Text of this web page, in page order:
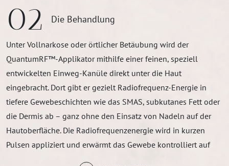
02 Die Behandlung
Unter Vollnarkose oder örtlicher Betäubung wird der
QuantumRF™-Applikator mithilfe einer feinen, speziell
entwickelten Einweg-Kanüle direkt unter die Haut
eingebracht. Dort gibt er gezielt Radiofrequenz-Energie in
tiefere Gewebeschichten wie das SMAS, subkutanes Fett oder
die Dermis ab – ganz ohne den Einsatz von Nadeln auf der
Hautoberfläche. Die Radiofrequenzenergie wird in kurzen
Pulsen appliziert und erwärmt das Gewebe kontrolliert auf